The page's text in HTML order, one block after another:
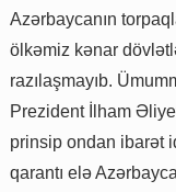
Azərbaycanın
ölkəmiz kənar
razılaşmayıb.
Prezident İlham
prinsip ondan ibarət
qarantı elə